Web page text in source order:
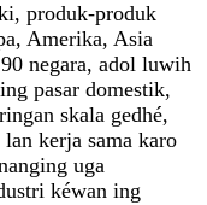
produk-produk
Amerika, Asia
negara, adol luwih
pasar domestik,
skala gedhé,
kerja sama karo
uga
kéwan ing